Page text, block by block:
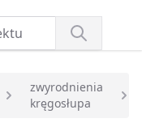
zwyrodnienia
kręgosłupa